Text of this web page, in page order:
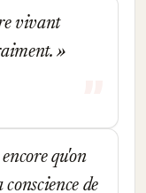
vivant
qu'on
de